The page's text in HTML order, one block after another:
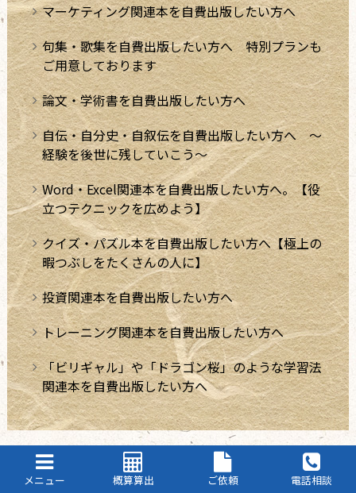
メニュー 概算算出 ご依頼 電話相談
マーケティング関連本を自費出版したい方へ
句集・歌集を自費出版したい方へ 特別プランも
ご用意しております
論文・学術書を自費出版したい方へ
自伝・自分史・自叙伝を自費出版したい方へ ～
経験を後世に残していこう～
Word・Excel関連本を自費出版したい方へ。【役
立つテクニックを広めよう】
クイズ・パズル本を自費出版したい方へ【極上の
暇つぶしをたくさんの人に】
投資関連本を自費出版したい方へ
トレーニング関連本を自費出版したい方へ
「ビリギャル」や「ドラゴン桜」のような学習法
関連本を自費出版したい方へ